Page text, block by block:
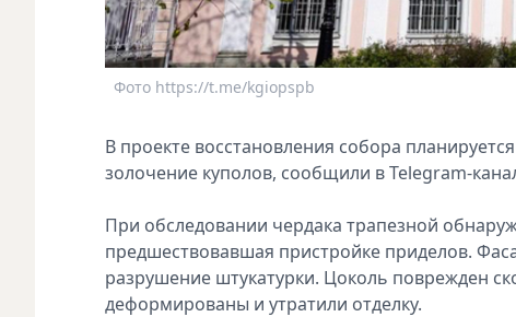
Фото https://t.me/kgiopspb
В проекте восстановления собора
золочение куполов, сообщили в Telegram-
При обследовании чердака трапезной
предшествовавшая пристройке приделов.
разрушение штукатурки. Цоколь поврежден
деформированы и утратили отделку.